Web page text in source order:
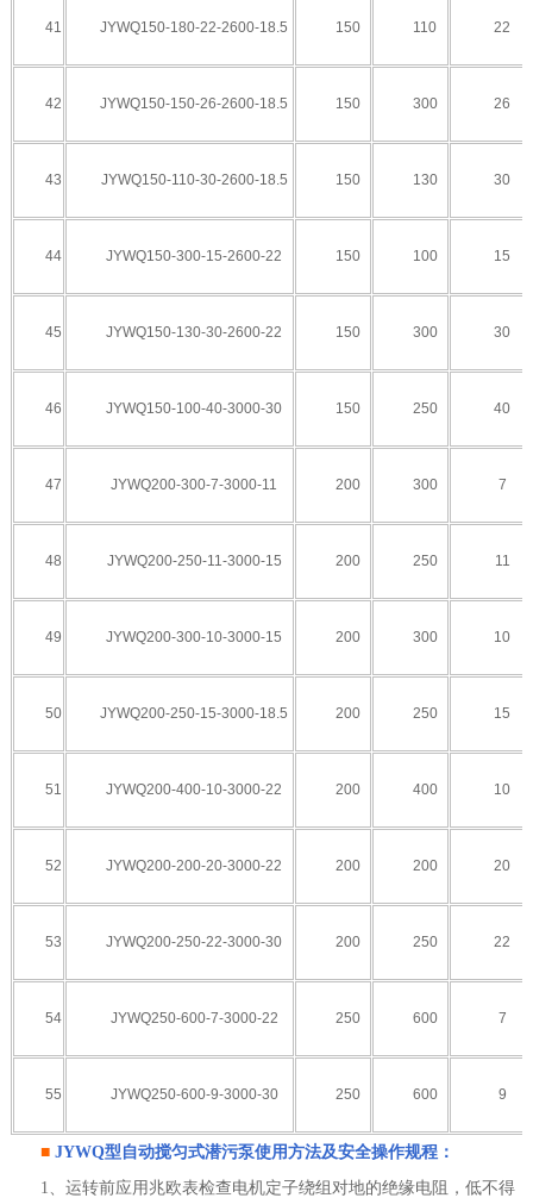
41 JYWQ150-180-22-2600-18.5 150 110 22
42 JYWQ150-150-26-2600-18.5 150 300 26
43 JYWQ150-110-30-2600-18.5 150 130 30
44 JYWQ150-300-15-2600-22 150 100 15
45 JYWQ150-130-30-2600-22 150 300 30
46 JYWQ150-100-40-3000-30 150 250 40
47 JYWQ200-300-7-3000-11 200 300 7
48 JYWQ200-250-11-3000-15 200 250 11
49 JYWQ200-300-10-3000-15 200 300 10
50 JYWQ200-250-15-3000-18.5 200 250 15
51 JYWQ200-400-10-3000-22 200 400 10
52 JYWQ200-200-20-3000-22 200 200 20
53 JYWQ200-250-22-3000-30 200 250 22
54 JYWQ250-600-7-3000-22 250 600 7
55 JYWQ250-600-9-3000-30 250 600 9
■ JYWQ型 自动搅匀式潜污泵使用方法及安全操作规程：
1、运转前应用兆欧表检查电机定子绕组对地的绝缘电阻，低不得